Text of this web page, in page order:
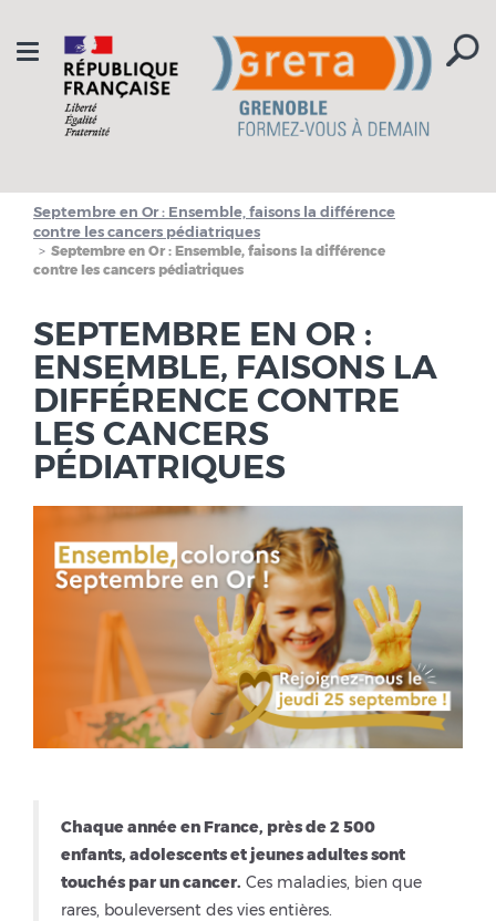
Toggle
navigation
Septembre en Or : Ensemble, faisons la différence
contre les cancers pédiatriques
Septembre en Or : Ensemble, faisons la différence
contre les cancers pédiatriques
SEPTEMBRE EN OR :
ENSEMBLE, FAISONS LA
DIFFÉRENCE CONTRE
LES CANCERS
PÉDIATRIQUES
Chaque année en France, près de 2 500
enfants, adolescents et jeunes adultes sont
touchés par un cancer. Ces maladies, bien que
rares, bouleversent des vies entières.